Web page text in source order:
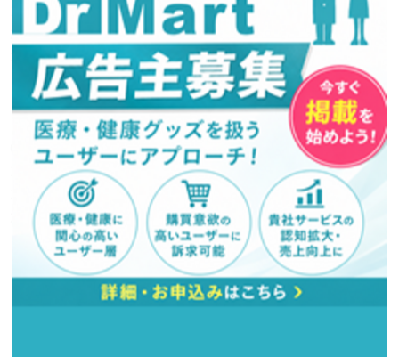
17 18 19 21 22
23
2425 262728 29
31
翌月(2026年9月)
月 火 水 木 金
土
1
2 3 4
5
7 9 10 11 12
151617
19
21 2223 25
26
282930
(
発送業務休日)
売り上げランキング